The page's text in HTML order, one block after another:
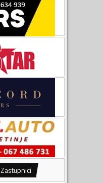
Zastupnici